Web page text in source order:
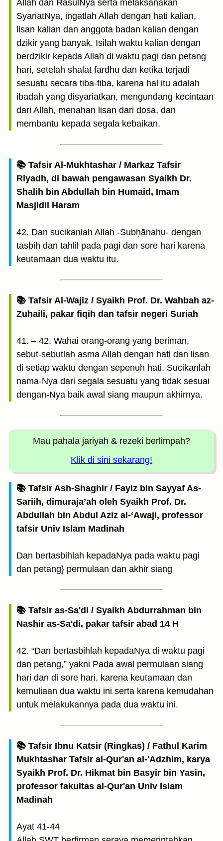
Allah dan RasulNya serta melaksanakan
SyariatNya, ingatlah Allah dengan hati kalian,
lisan kalian dan anggota badan kalian dengan
dzikir yang banyak. Isilah waktu kalian dengan
berdzikir kepada Allah di waktu pagi dan petang
hari, setelah shalat fardhu dan ketika terjadi
sesuatu secara tiba-tiba, karena hal itu adalah
ibadah yang disyariatkan, mengundang kecintaan
dari Allah, menahan lisan dari dosa, dan
membantu kepada segala kebaikan.
📚 Tafsir Al-Mukhtashar / Markaz Tafsir
Riyadh, di bawah pengawasan Syaikh Dr.
Shalih bin Abdullah bin Humaid, Imam
Masjidil Haram
42. Dan sucikanlah Allah -Subḥānahu- dengan
tasbih dan tahlil pada pagi dan sore hari karena
keutamaan dua waktu itu.
📚 Tafsir Al-Wajiz / Syaikh Prof. Dr. Wahbah az-
Zuhaili, pakar fiqih dan tafsir negeri Suriah
41. – 42. Wahai orang-orang yang beriman,
sebut-sebutlah asma Allah dengan hati dan lisan
di setiap waktu dengan sepenuh hati. Sucikanlah
nama-Nya dari segala sesuatu yang tidak sesuai
dengan-Nya baik awal siang maupun akhirnya.
Mau pahala jariyah & rezeki berlimpah?
Klik di sini sekarang!
📚 Tafsir Ash-Shaghir / Fayiz bin Sayyaf As-
Sariih, dimuraja’ah oleh Syaikh Prof. Dr.
Abdullah bin Abdul Aziz al-‘Awaji, professor
tafsir Univ Islam Madinah
Dan bertasbihlah kepadaNya pada waktu pagi
dan petang} permulaan dan akhir siang
📚 Tafsir as-Sa'di / Syaikh Abdurrahman bin
Nashir as-Sa'di, pakar tafsir abad 14 H
42. “Dan bertasbihlah kepadaNya di waktu pagi
dan petang,” yakni Pada awal permulaan siang
hari dan di sore hari, karena keutamaan dan
kemuliaan dua waktu ini serta karena kemudahan
untuk melakukannya pada dua waktu ini.
📚 Tafsir Ibnu Katsir (Ringkas) / Fathul Karim
Mukhtashar Tafsir al-Qur'an al-'Adzhim, karya
Syaikh Prof. Dr. Hikmat bin Basyir bin Yasin,
professor fakultas al-Qur'an Univ Islam
Madinah
Ayat 41-44